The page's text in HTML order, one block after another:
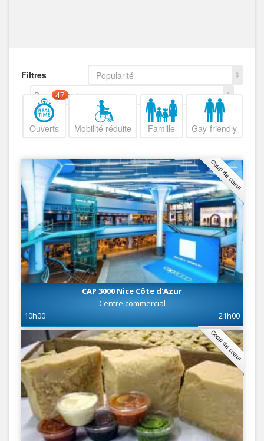
Filtres
Popularité
Decroissant
Ouverts
47
Mobilité réduite Famille Gay-friendly
Coup de coeur
CAP 3000 Nice Côte d'Azur
Centre commercial
10h00
21h00
Coup de coeur